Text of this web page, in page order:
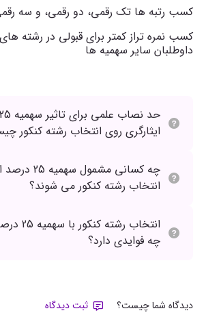
کسب رتبه ها تک رقمی، دو رقمی، و سه
کسب نمره تراز کمتر برای قبولی در رشته
داوطلبان سایر سهمیه ها
ایثارگری روی انتخاب رشته کنکور
چه کسانی
انتخاب رشته کنکور می شوند؟
انتخاب
چه فوایدی دارد؟
دیدگاه شما چیست؟ ثبت دیدگاه